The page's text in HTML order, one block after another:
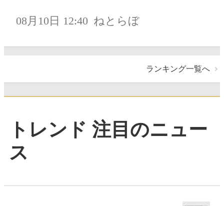
08月10日 12:40 ねとらぼ
ランキング一覧へ
トレンド 注目のニュー
ス